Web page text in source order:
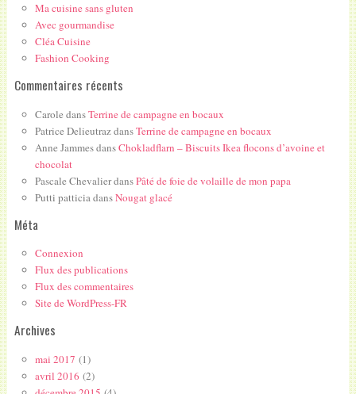
Ma cuisine sans gluten
Avec gourmandise
Cléa Cuisine
Fashion Cooking
Commentaires récents
Carole dansTerrine de campagne en bocaux
Patrice DelieutrazdansTerrine de campagne en bocaux
Anne JammesdansChokladflarn – Biscuits Ikea flocons d’avoine et
chocolat
Pascale ChevalierdansPâté de foie de volaille de mon papa
Putti patticiadansNougat glacé
Méta
Connexion
Flux des publications
Flux des commentaires
Site de WordPress-FR
Archives
mai 2017 (1)
avril 2016 (2)